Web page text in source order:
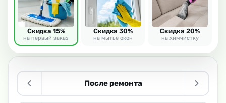
После ремонта
Скидка 15%
на первый заказ
Скидка 30%
на мытьё окон
Скидка 20%
на химчистку